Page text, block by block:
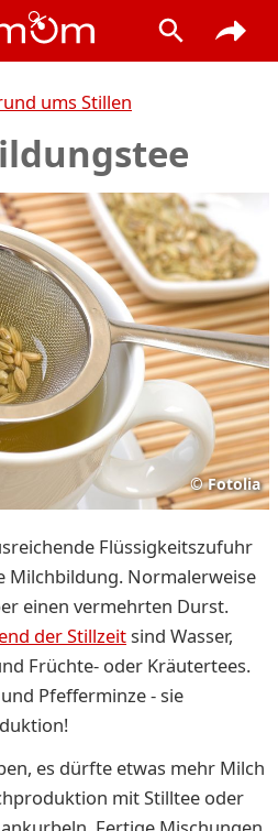
ums Stillen
© Fotolia
Flüssigkeitszufuhr
Milchbildung. Normalerweise
einen vermehrten Durst.
der Stillzeitsind Wasser,
Früchte- oder Kräutertees.
Pfefferminze - sie
es dürfte etwas mehr Milch
mit Stilltee oder